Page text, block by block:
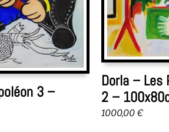
3 –
Dorla – Les
2 –
1000,00 €